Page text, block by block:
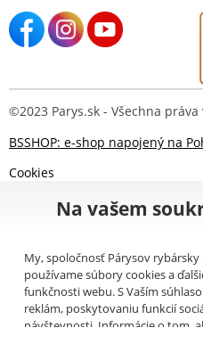
©2023 Parys.sk - Všechna práva
BSSHOP: e-shop napojený na
Cookies
Na vašem
My, spoločnosť Párysov rybársky
používame súbory cookies a
funkčnosti webu. S Vaším
reklám, poskytovaniu funkcií
návštevnosti. Informácie o tom,